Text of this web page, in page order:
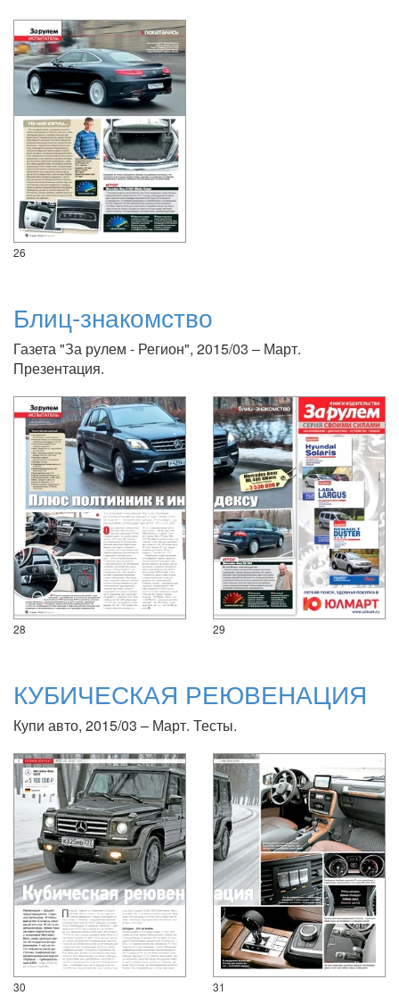
26
Блиц-знакомство
Газета "За рулем - Регион", 2015/03 – Март.
Презентация.
28 29
КУБИЧЕСКАЯ РЕЮВЕНАЦИЯ
Купи авто, 2015/03 – Март. Тесты.
30 31